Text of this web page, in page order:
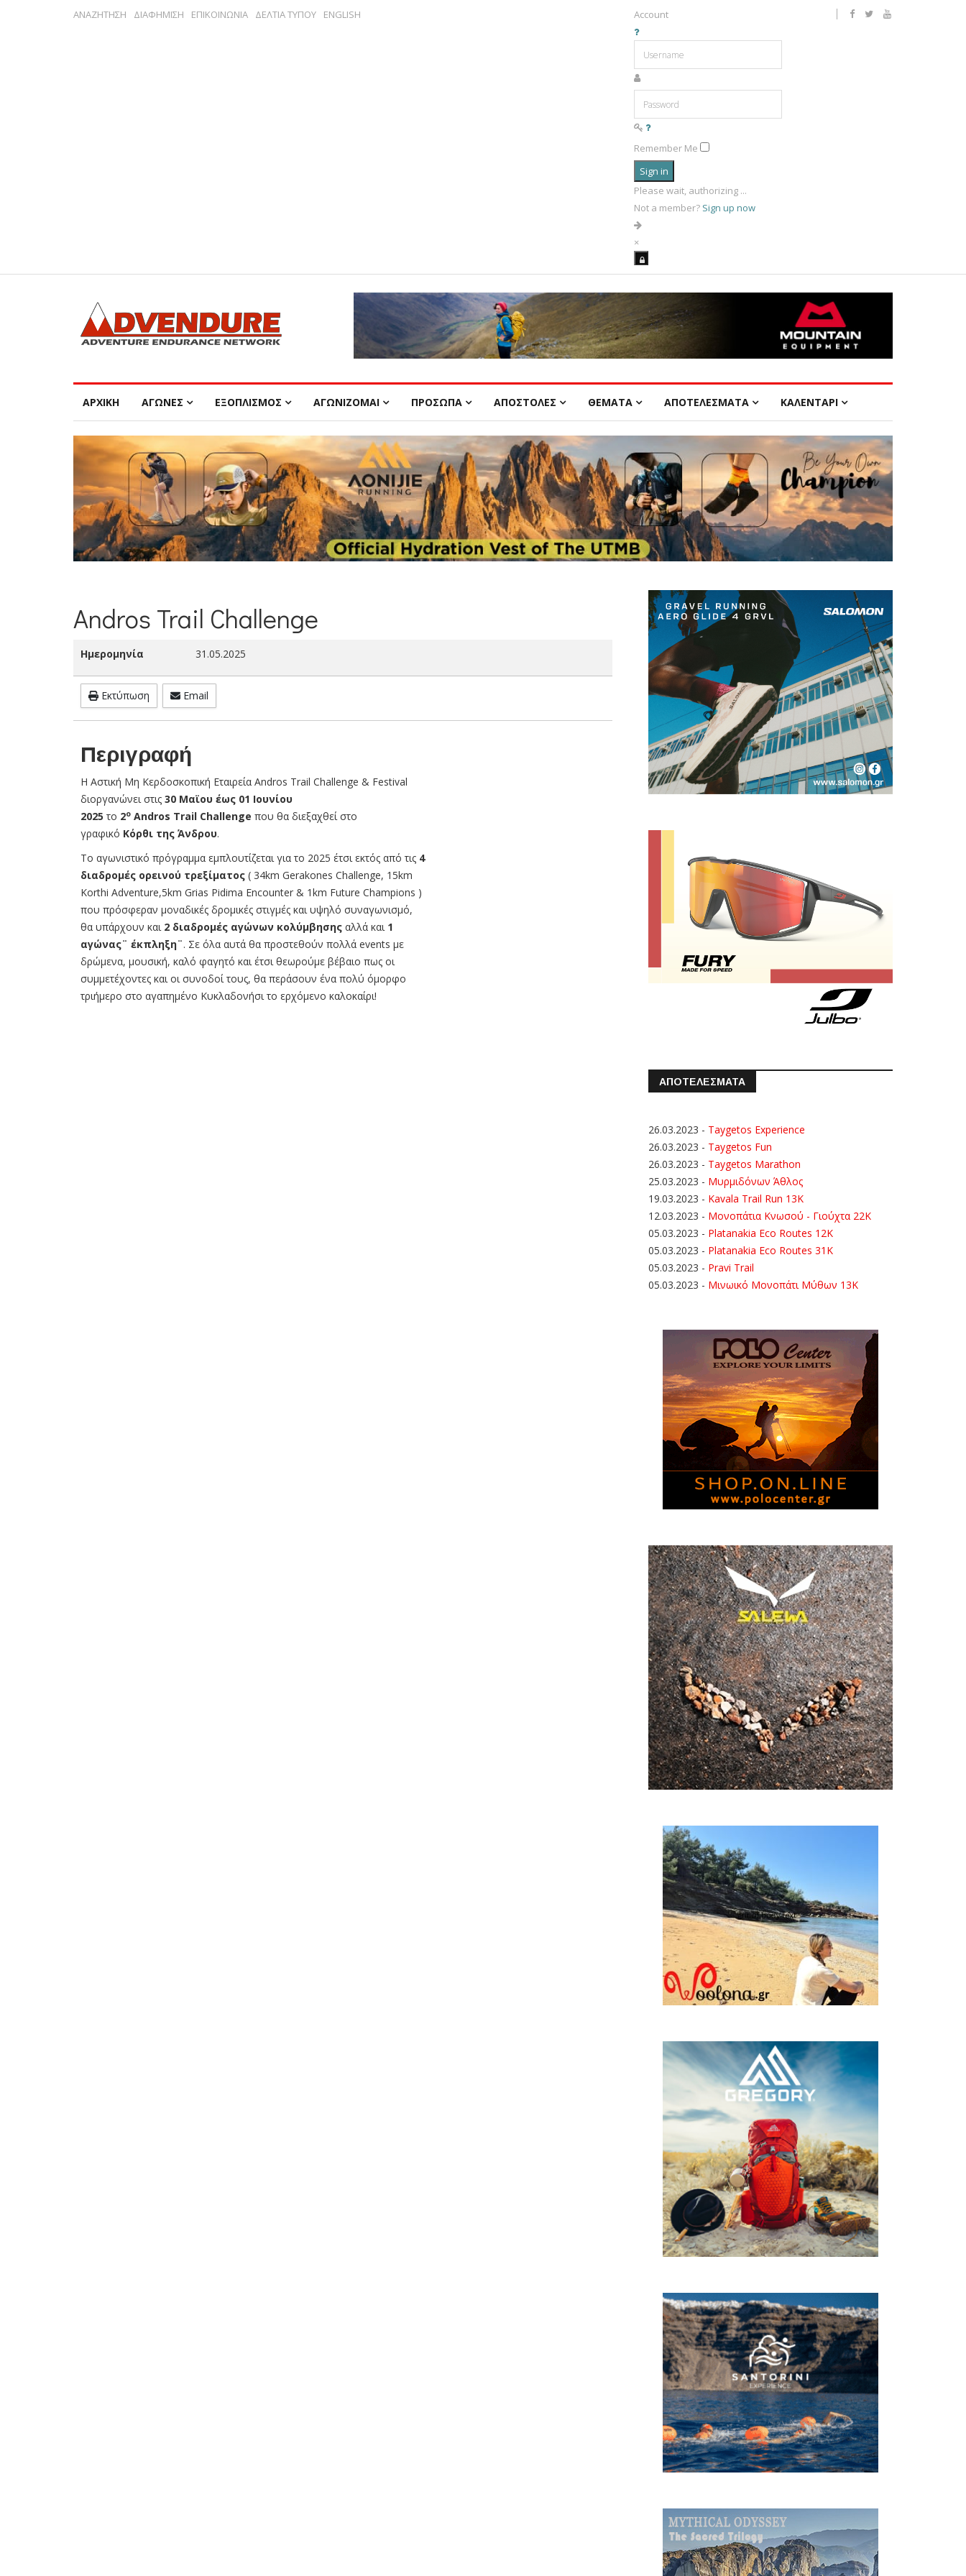
ΑΝΑΖΗΤΗΣΗ ΔΙΑΦΗΜΙΣΗ ΕΠΙΚΟΙΝΩΝΙΑ ΔΕΛΤΙΑ ΤΥΠΟΥ ENGLISH Account
Remember Me
Sign in
Please wait, authorizing ...
Not a member? Sign up now
×
ΑΡΧΙΚΗ ΑΓΩΝΕΣ ΕΞΟΠΛΙΣΜΟΣ ΑΓΩΝΙΖΟΜΑΙ ΠΡΟΣΩΠΑ ΑΠΟΣΤΟΛΕΣ ΘΕΜΑΤΑ ΑΠΟΤΕΛΕΣΜΑΤΑ ΚΑΛΕΝΤΑΡΙ
Andros Trail Challenge
Ημερομηνία 31.05.2025
Εκτύπωση Email
Περιγραφή
Η Αστική Μη Κερδοσκοπική Εταιρεία Andros Trail Challenge & Festival
διοργανώνει στις 30 Μαϊου έως 01 Ιουνίου
2025 το 2ο Andros Trail Challenge που θα διεξαχθεί στο
γραφικό Κόρθι της Άνδρου.
Το αγωνιστικό πρόγραμμα εμπλουτίζεται για το 2025 έτσι εκτός από τις 4
διαδρομές ορεινού τρεξίματος ( 34km Gerakones Challenge, 15km
Korthi Adventure,5km Grias Pidima Encounter & 1km Future Champions )
που πρόσφεραν μοναδικές δρομικές στιγμές και υψηλό συναγωνισμό,
θα υπάρχουν και 2 διαδρομές αγώνων κολύμβησης αλλά και1
αγώνας¨ έκπληξη¨. Σε όλα αυτά θα προστεθούν πολλά events με
δρώμενα, μουσική, καλό φαγητό και έτσι θεωρούμε βέβαιο πως οι
συμμετέχοντες και οι συνοδοί τους, θα περάσουν ένα πολύ όμορφο
τριήμερο στο αγαπημένο Κυκλαδονήσι το ερχόμενο καλοκαίρι!
ΑΠΟΤΕΛΕΣΜΑΤΑ
26.03.2023 - Taygetos Experience
26.03.2023 - Taygetos Fun
26.03.2023 - Taygetos Marathon
25.03.2023 - Μυρμιδόνων Άθλος
19.03.2023 - Kavala Trail Run 13K
12.03.2023 - Μονοπάτια Κνωσού - Γιούχτα 22Κ
05.03.2023 - Platanakia Eco Routes 12K
05.03.2023 - Platanakia Eco Routes 31K
05.03.2023 - Pravi Trail
05.03.2023 - Μινωικό Μονοπάτι Μύθων 13Κ